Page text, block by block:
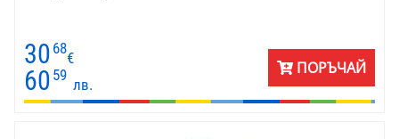
30 68
€
60 59
лв.
ПОРЪЧАЙ